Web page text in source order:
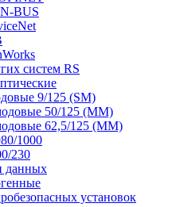
BUS
систем RS
9/125 (SM)
50/125 (ММ)
62,5/125 (ММ)
1000
230
данных
установок